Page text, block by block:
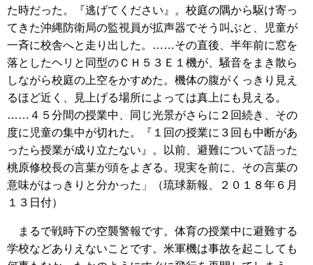
た時だった。『逃げてください』。校庭の隅から駆け寄っ
てきた沖縄防衛局の監視員が拡声器でそう叫ぶと、児童が
一斉に校舎へと走り出した。……その直後、半年前に窓を
落としたヘリと同型のＣＨ５３Ｅ１機が、騒音をまき散ら
しながら校庭の上空をかすめた。機体の腹がくっきり見え
るほど近く、見上げる場所によっては真上にも見える。
……４５分間の授業中、同じ光景がさらに２回続き、その
度に児童の集中が切れた。『１回の授業に３回も中断があ
ったら授業が成り立たない』。以前、避難について語った
桃原修校長の言葉が頭をよぎる。現実を前に、その言葉の
意味がはっきりと分かった」（琉球新報、２０１８年６月
１３日付）
まるで戦時下の空襲警報です。体育の授業中に避難する
学校などありえないことです。米軍機は事故を起こしても